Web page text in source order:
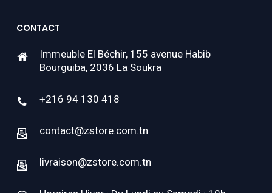
CONTACT
Immeuble El Béchir, 155 avenue Habib
Bourguiba, 2036 La Soukra
+216 94 130 418
contact@zstore.com.tn
livraison@zstore.com.tn